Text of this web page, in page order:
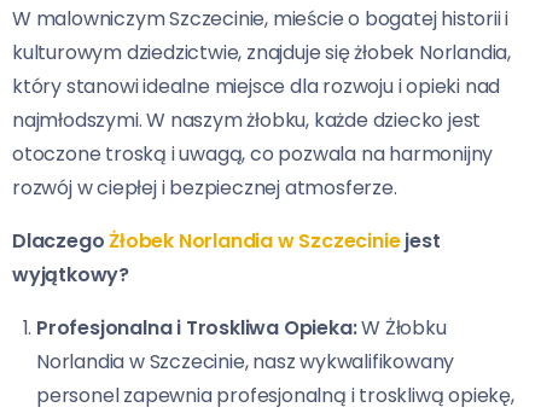
W malowniczym Szczecinie, mieście o bogatej historii i
kulturowym dziedzictwie, znajduje się żłobek Norlandia,
który stanowi idealne miejsce dla rozwoju i opieki nad
najmłodszymi. W naszym żłobku, każde dziecko jest
otoczone troską i uwagą, co pozwala na harmonijny
rozwój w ciepłej i bezpiecznej atmosferze.
DlaczegoŻłobek Norlandia w Szczeciniejest
wyjątkowy?
Profesjonalna i Troskliwa Opieka:W Żłobku
Norlandia w Szczecinie, nasz wykwalifikowany
personel zapewnia profesjonalną i troskliwą opiekę,